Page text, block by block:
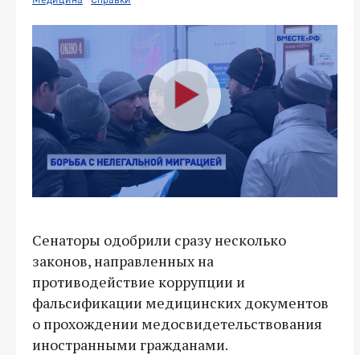
Сенаторы одобрили сразу несколько
законов, направленных на
противодействие коррупции и
фальсификации медицинских документов
о прохождении медосвидетельствования
иностранными гражданами.